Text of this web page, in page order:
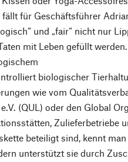
für Geschäftsführer
und „fair“ nicht nur
mit Leben gefüllt
biologischer
wie vom
(QUL) oder den Global
Zulieferbetriebe
beteiligt sind, kennt
unterstützt sie durch